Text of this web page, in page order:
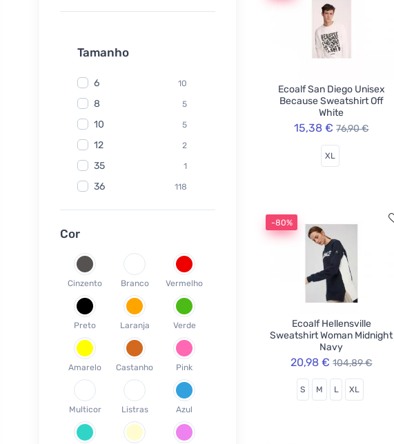
Watersavers
Yuuki
Officina Naturae 6
OnlyBio 1
Endles by Econea 3
Pinke Welle 3
1
Jack n Jill 35
5
1
Circular Cup 1
Tamanho
6 10
8 5
10 5
12 2
35 1
36 118
37
40 58
41
42 35
43 26
44
45 18
46
XS 3
S
Cor
Cinzento Branco Vermelho
Preto Laranja Verde
Amarelo Castanho Pink
Multicor Listras Azul
Ecoalf San Diego Unisex
Because Sweatshirt Off
White
15,38 € 76,90 €
XL
-80%
Ecoalf Hellensville
Sweatshirt Woman Midnight
Navy
20,98 € 104,89 €
S M L XL